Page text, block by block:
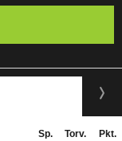
Sp. Torv. Pkt.